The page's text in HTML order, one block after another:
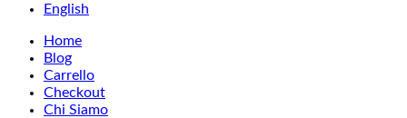
English
Home
Blog
Carrello
Checkout
Chi Siamo